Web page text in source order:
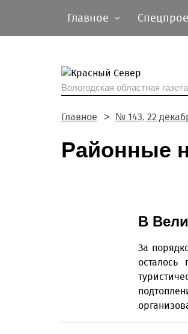
Главное
Вологодская областная
Главное № 143, 22
Районные
В
За